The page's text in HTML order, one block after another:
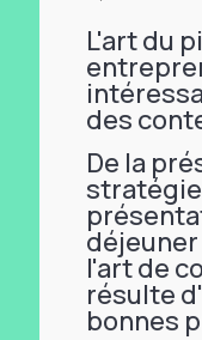
L'art du
des
De la
stratégie
l'art de
résulte
bonnes